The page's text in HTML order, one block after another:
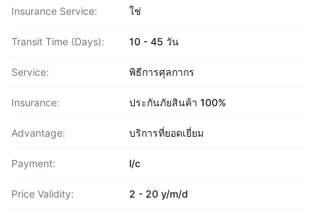
Insurance Service: ใช่
Transit Time (Days): 10 - 45 วัน
Service: พิธีการศุลกากร
Insurance: ประกันภัยสินค้า 100%
Advantage: บริการที่ยอดเยี่ยม
Payment: l/c
Price Validity: 2 - 20 y/m/d